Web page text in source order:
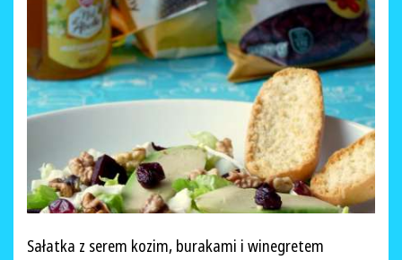
Sałatka z serem kozim, burakami i winegretem